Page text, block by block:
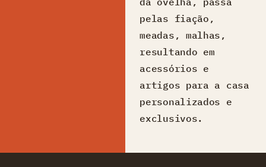
pelas fiação,
meadas, malhas,
resultando em
acessórios e
artigos para a casa
personalizados e
exclusivos.